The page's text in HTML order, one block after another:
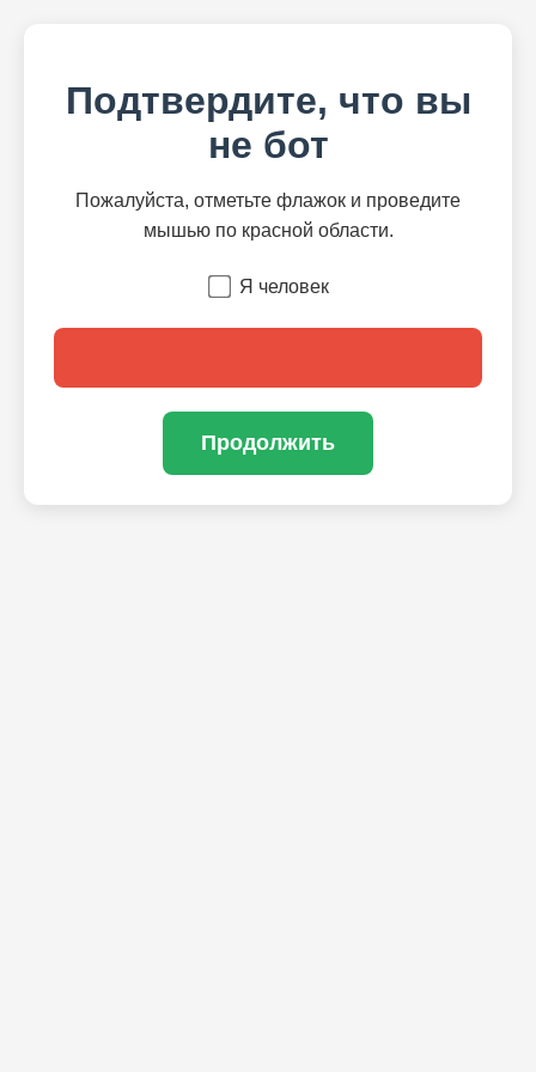
Подтвердите, что вы
не бот
Пожалуйста, отметьте флажок и проведите
мышью по красной области.
Я человек
Продолжить